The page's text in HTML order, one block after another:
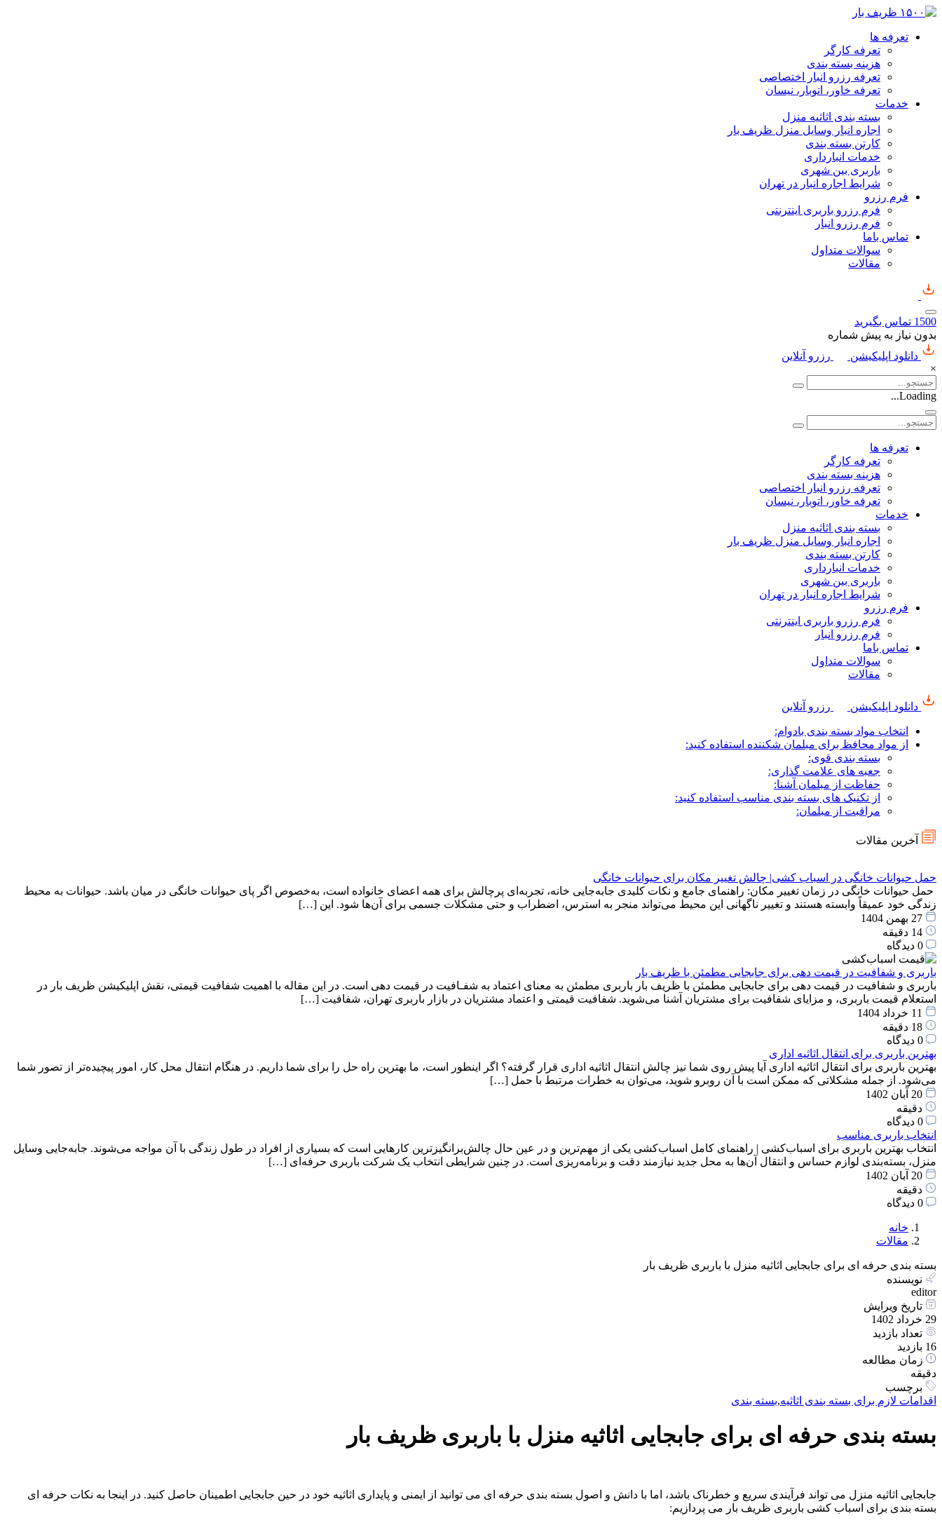
تعرفه ها
تعرفه کارگر
هزینه بسته بندی
تعرفه رزرو انبار اختصاصی
تعرفه خاور، اتوبار، نیسان
خدمات
بسته بندی اثاثیه منزل
اجاره انبار وسایل منزل ظریف بار
کارتن بسته بندی
خدمات انبارداری
باربری بین شهری
شرایط اجاره انبار در تهران
فرم رزرو
فرم رزرو باربری اینترنتی
فرم رزرو انبار
تماس باما
سوالات متداول
مقالات
1500 تماس بگیرید
بدون نیاز به پیش شماره
دانلود اپلیکیشن
رزرو آنلاین
×
Loading...
تعرفه ها
تعرفه کارگر
هزینه بسته بندی
تعرفه رزرو انبار اختصاصی
تعرفه خاور، اتوبار، نیسان
خدمات
بسته بندی اثاثیه منزل
اجاره انبار وسایل منزل ظریف بار
کارتن بسته بندی
خدمات انبارداری
باربری بین شهری
شرایط اجاره انبار در تهران
فرم رزرو
فرم رزرو باربری اینترنتی
فرم رزرو انبار
تماس باما
سوالات متداول
مقالات
دانلود اپلیکیشن رزرو آنلاین
انتخاب مواد بسته بندی بادوام:
از مواد محافظ برای مبلمان شکننده استفاده کنید:
بسته بندی قوی:
جعبه های علامت گذاری:
حفاظت از مبلمان آشنا:
از تکنیک های بسته بندی مناسب استفاده کنید:
مراقبت از مبلمان:
آخرین مقالات
حمل حیوانات خانگی در اسباب کشی| چالش تغییر مکان برای حیوانات خانگی
حمل حیوانات خانگی در زمان تغییر مکان: راهنمای جامع و نکات کلیدی جابه‌جایی خانه، تجربه‌ای پرچالش برای همه اعضای خانواده است، به‌خصوص اگر پای حیوانات خانگی در میان باشد. حیوانات به محیط
زندگی خود عمیقاً وابسته هستند و تغییر ناگهانی این محیط می‌تواند منجر به استرس، اضطراب و حتی مشکلات جسمی برای آن‌ها شود. این […]
27 بهمن 1404
14 دقیقه
0 دیدگاه
باربری و شفافیت در قیمت دهی برای جابجایی مطمئن با ظریف بار
باربری و شفافیت در قیمت دهی برای جابجایی مطمئن با ظریف بار باربری مطمئن به معنای اعتماد به شفـافیت در قیمت دهی است. در این مقاله با اهمیت شفافیت قیمتی، نقش اپلیکیشن ظریف بار در
استعلام قیمت باربری، و مزایای شفافیت برای مشتریان آشنا می‌شوید. شفافیت قیمتی و اعتماد مشتریان در بازار باربری تهران، شفافیت […]
11 خرداد 1404
18 دقیقه
0 دیدگاه
بهترین باربری برای انتقال اثاثیه اداری
بهترین باربری برای انتقال اثاثیه اداری آیا پیش روی شما نیز چالش انتقال اثاثیه اداری قرار گرفته؟ اگر اینطور است، ما بهترین راه حل را برای شما داریم. در هنگام انتقال محل کار، امور پیچیده‌تر از تصور شما
می‌شود. از جمله مشکلاتی که ممکن است با آن روبرو شوید، می‌توان به خطرات مرتبط با حمل […]
20 آبان 1402
دقیقه
0 دیدگاه
انتخاب باربری مناسب
انتخاب بهترین باربری برای اسباب‌کشی | راهنمای کامل اسباب‌کشی یکی از مهم‌ترین و در عین حال چالش‌برانگیزترین کارهایی است که بسیاری از افراد در طول زندگی با آن مواجه می‌شوند. جابه‌جایی وسایل
منزل، بسته‌بندی لوازم حساس و انتقال آن‌ها به محل جدید نیازمند دقت و برنامه‌ریزی است. در چنین شرایطی انتخاب یک شرکت باربری حرفه‌ای […]
20 آبان 1402
دقیقه
0 دیدگاه
خانه
مقالات
بسته بندی حرفه ای برای جابجایی اثاثیه منزل با باربری ظریف بار
نویسنده
editor
تاریخ ویرایش
29 خرداد 1402
تعداد بازدید
16 بازدید
زمان مطالعه
دقیقه
برچسب
اقدامات لازم برای بسته بندی اثاثیه,بسته بندی
بسته بندی حرفه ای برای جابجایی اثاثیه منزل با باربری ظریف بار
جابجایی اثاثیه منزل می تواند فرآیندی سریع و خطرناک باشد، اما با دانش و اصول بسته بندی حرفه ای می توانید از ایمنی و پایداری اثاثیه خود در حین جابجایی اطمینان حاصل کنید. در اینجا به نکات حرفه ای
بسته بندی برای اسباب کشی باربری ظریف بار می پردازیم: